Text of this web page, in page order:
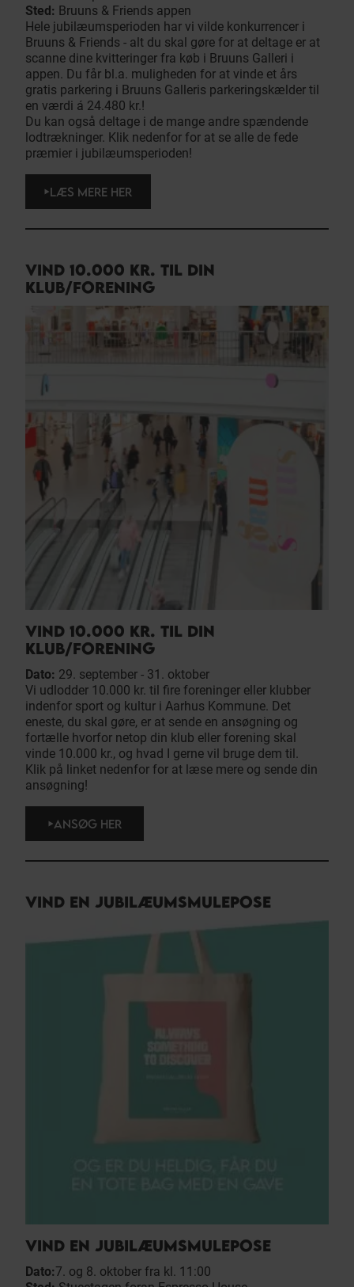
Sted: Bruuns & Friends appen
Hele jubilæumsperioden har vi vilde konkurrencer i
Bruuns & Friends - alt du skal gøre for at deltage er at
scanne dine kvitteringer fra køb i Bruuns Galleri i
appen. Du får bl.a. muligheden for at vinde et års
gratis parkering i Bruuns Galleris parkeringskælder til
en værdi á 24.480 kr.!
Du kan også deltage i de mange andre spændende
lodtrækninger. Klik nedenfor for at se alle de fede
præmier i jubilæumsperioden!
LÆS MERE HER
VIND 10.000 KR. TIL DIN
KLUB/FORENING
VIND 10.000 KR. TIL DIN
KLUB/FORENING
Dato: 29. september - 31. oktober
Vi udlodder 10.000 kr. til fire foreninger eller klubber
indenfor sport og kultur i Aarhus Kommune. Det
eneste, du skal gøre, er at sende en ansøgning og
fortælle hvorfor netop din klub eller forening skal
vinde 10.000 kr., og hvad I gerne vil bruge dem til.
Klik på linket nedenfor for at læse mere og sende din
ansøgning!
ANSØG HER
VIND EN JUBILÆUMSMULEPOSE
VIND EN JUBILÆUMSMULEPOSE
Dato:7. og 8. oktober fra kl. 11:00